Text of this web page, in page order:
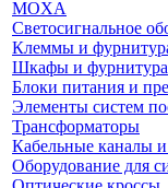
MOXA
Светосигнальное
Клеммы и
Шкафы и фурнитура
Блоки питания и
Элементы систем
Трансформаторы
Кабельные каналы
Оборудование для